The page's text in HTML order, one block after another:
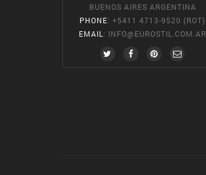
BUENOS AIRES ARGENTINA
PHONE: +5411 4713-9520 (ROT)
EMAIL: INFO@EUROSTIL.COM.AR